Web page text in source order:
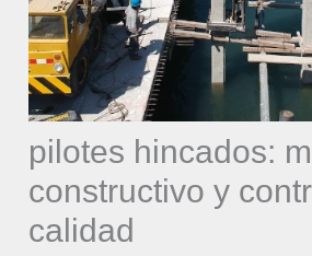
pilotes hincados:
constructivo y
calidad